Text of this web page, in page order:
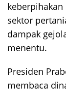
sektor
dampak
menentu.
Presiden
membaca